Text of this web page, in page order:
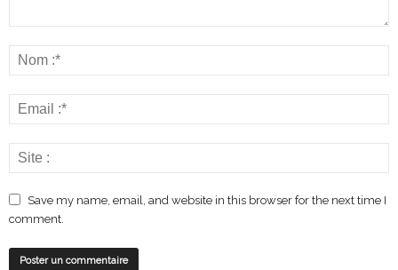
Save my name, email, and website in this browser for the next time I
comment.